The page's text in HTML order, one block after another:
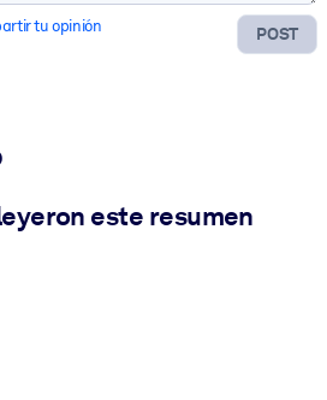
POST
tu opinión
este resumen